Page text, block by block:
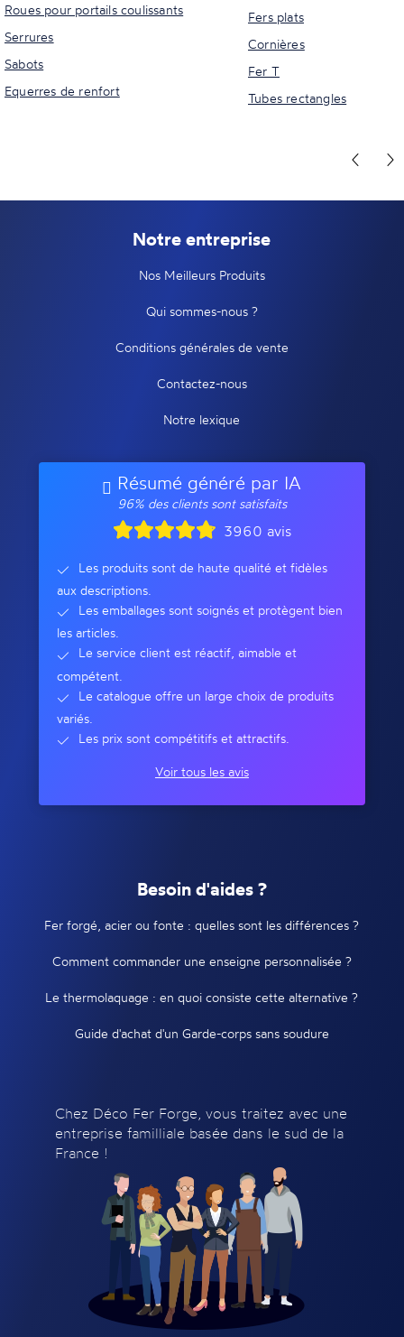
Roues pour portails coulissants
Serrures
Sabots
Equerres de renfort
Fers plats
Cornières
Fer T
Tubes rectangles
Notre entreprise
Nos Meilleurs Produits
Qui sommes-nous ?
Conditions générales de vente
Contactez-nous
Notre lexique
Résumé généré par IA
96% des clients sont satisfaits
3960 avis
Les produits sont de haute qualité et fidèles
aux descriptions.
Les emballages sont soignés et protègent bien
les articles.
Le service client est réactif, aimable et
compétent.
Le catalogue offre un large choix de produits
variés.
Les prix sont compétitifs et attractifs.
Voir tous les avis
Besoin d'aides ?
Fer forgé, acier ou fonte : quelles sont les différences ?
Comment commander une enseigne personnalisée ?
Le thermolaquage : en quoi consiste cette alternative ?
Guide d'achat d'un Garde-corps sans soudure
Chez Déco Fer Forge, vous traitez avec une
entreprise familliale basée dans le sud de la
France !